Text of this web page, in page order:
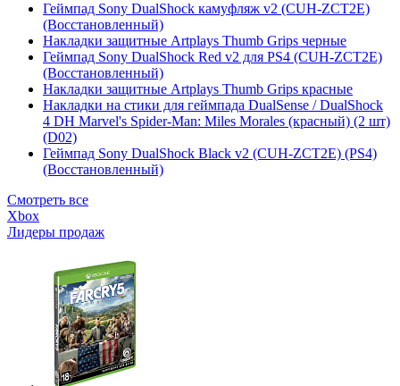
Геймпад Sony DualShock камуфляж v2 (CUH-ZCT2E)
(Восстановленный)
Накладки защитные Artplays Thumb Grips черные
Геймпад Sony DualShock Red v2 для PS4 (CUH-ZCT2E)
(Восстановленный)
Накладки защитные Artplays Thumb Grips красные
Накладки на стики для геймпада DualSense / DualShock
4 DH Marvel's Spider-Man: Miles Morales (красный) (2 шт)
(D02)
Геймпад Sony DualShock Black v2 (CUH-ZCT2E) (PS4)
(Восстановленный)
Смотреть все
Xbox
Лидеры продаж